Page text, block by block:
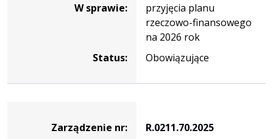
W sprawie:
przyjęcia planu
rzeczowo-finansowego
na 2026 rok
Status:
Obowiązujące
Zarządzenie nr:
R.0211.70.2025